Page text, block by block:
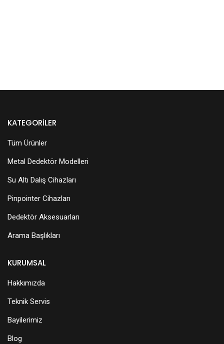
KURUMSAL
Hakkımızda
Teknik Servis
Bayilerimiz
Blog
KATEGORILER
Tüm Ürünler
Metal Dedektör Modelleri
Su Altı Dalış Cihazları
Pinpointer Cihazları
Dedektör Aksesuarları
Arama Başlıkları